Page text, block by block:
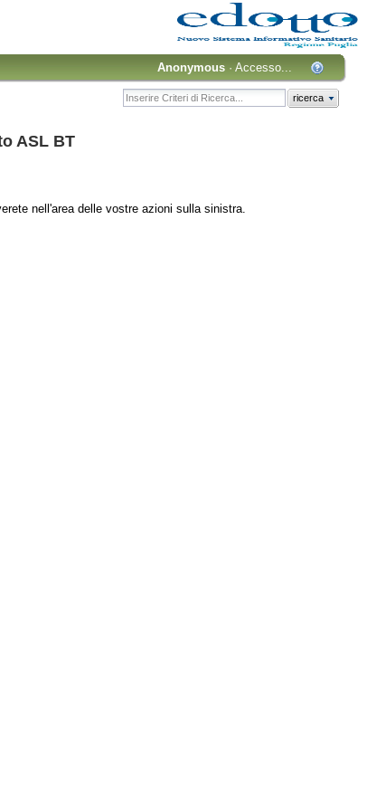
Anonymous ·Accesso...
ricerca
ASL BT
nell'area delle vostre azioni sulla sinistra.